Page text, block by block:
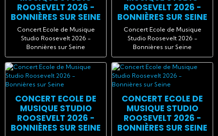
ROOSEVELT 2026 -
BONNIÈRES SUR SEINE
Concert Ecole de Musique
Studio Roosevelt 2026 -
Bonnières sur Seine
ROOSEVELT 2026 -
BONNIÈRES SUR SEINE
Concert Ecole de Musique
Studio Roosevelt 2026 -
Bonnières sur Seine
CONCERT ECOLE DE
MUSIQUE STUDIO
ROOSEVELT 2026 -
BONNIÈRES SUR SEINE
CONCERT ECOLE DE
MUSIQUE STUDIO
ROOSEVELT 2026 -
BONNIÈRES SUR SEINE